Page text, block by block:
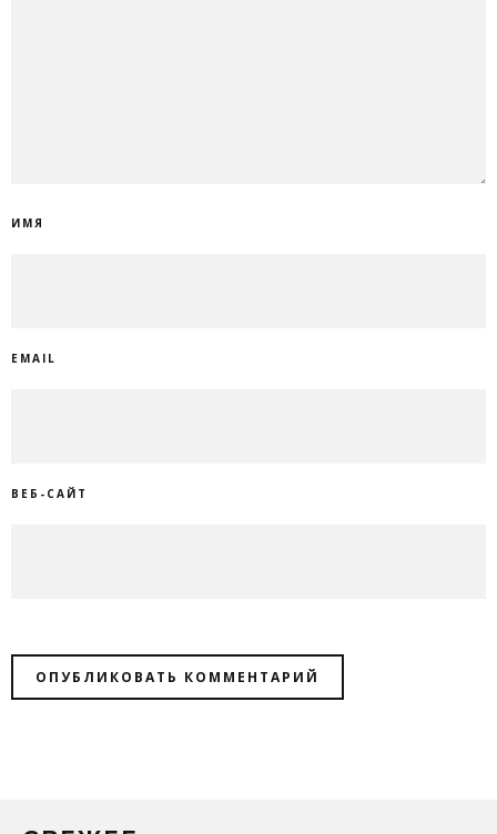
ИМЯ
EMAIL
ВЕБ-САЙТ